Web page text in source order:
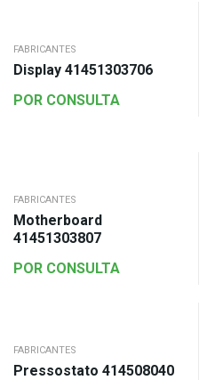
FABRICANTES
Display 41451303706
POR CONSULTA
FABRICANTES
Motherboard
41451303807
POR CONSULTA
FABRICANTES
Pressostato 414508040